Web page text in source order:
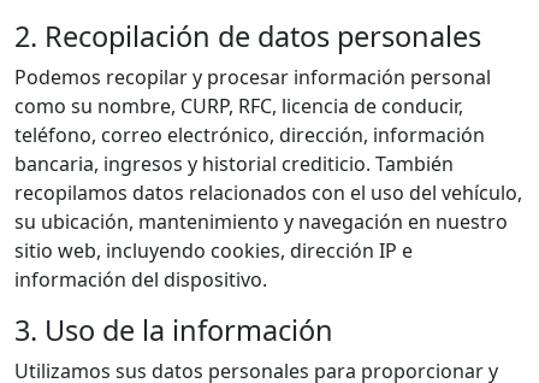
2. Recopilación de datos personales
Podemos recopilar y procesar información personal
como su nombre, CURP, RFC, licencia de conducir,
teléfono, correo electrónico, dirección, información
bancaria, ingresos y historial crediticio. También
recopilamos datos relacionados con el uso del vehículo,
su ubicación, mantenimiento y navegación en nuestro
sitio web, incluyendo cookies, dirección IP e
información del dispositivo.
3. Uso de la información
Utilizamos sus datos personales para proporcionar y